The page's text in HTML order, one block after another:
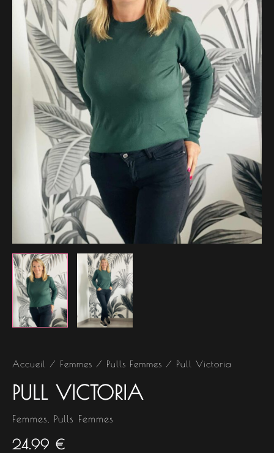
Accueil / Femmes / Pulls Femmes / Pull Victoria
PULL VICTORIA
Femmes Pulls Femmes
24.99 €